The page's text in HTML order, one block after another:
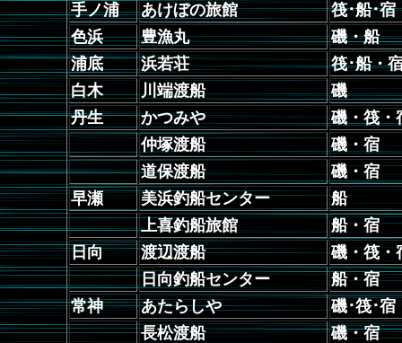
手ノ浦
あけぼの旅館
筏･船･宿
色浜
豊漁丸
磯・船
浦底
浜若荘
筏･船・
白木
川端渡船
磯
丹生
かつみや
磯・筏・
仲塚渡船
磯・宿
道保渡船
磯・宿
早瀬
美浜釣船センター
船
上喜釣船旅館
船・宿
日向
渡辺渡船
磯・筏・
日向釣船センター
船・宿
常神
あたらしや
磯･筏･宿
長松渡船
磯・宿